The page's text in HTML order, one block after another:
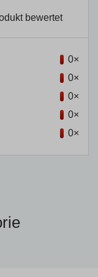
bewertet
0×
0×
0×
0×
0×